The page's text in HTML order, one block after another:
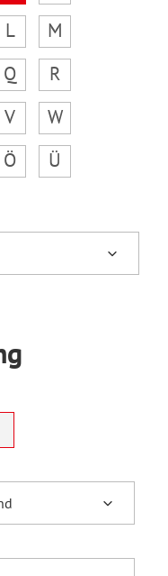
L
M
Q
R
V
W
Ö
Ü